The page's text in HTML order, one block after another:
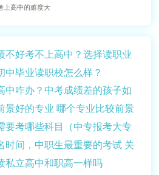
上高中的难度大
不好考不上高中？选择读职业
中毕业读职校怎么样？
中咋办？中考成绩差的孩子如
景好的专业 哪个专业比较前景
要考哪些科目（中专报考大专
时间，中职生最重要的考试 关
私立高中和职高一样吗